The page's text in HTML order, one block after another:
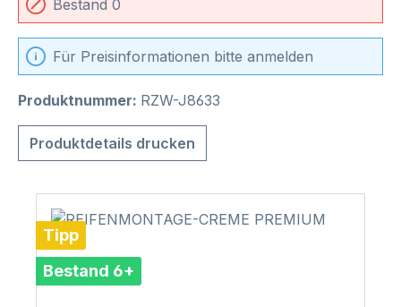
Bestand 0
Für Preisinformationen bitte anmelden
Produktnummer: RZW-J8633
Produktdetails drucken
Tipp
Bestand 6+